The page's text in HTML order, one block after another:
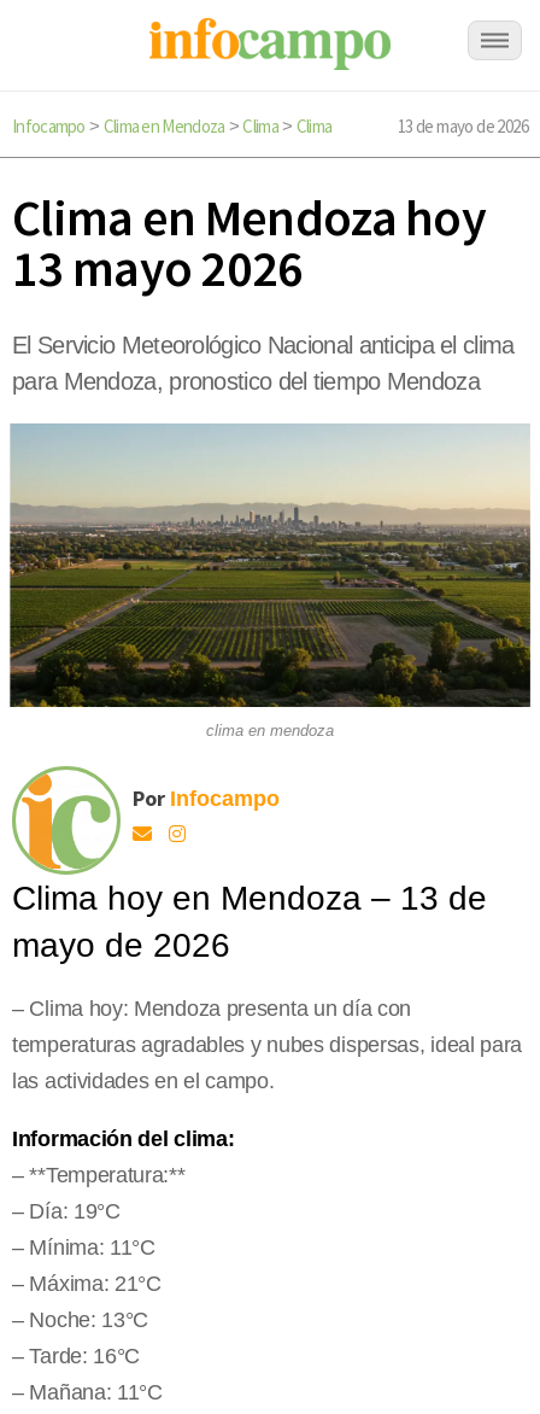
Infocampo > Clima en Mendoza >Clima> Clima 13 de mayo de 2026
Clima en Mendoza hoy
13 mayo 2026
El Servicio Meteorológico Nacional anticipa el clima
para Mendoza, pronostico del tiempo Mendoza
clima en mendoza
Por Infocampo
Clima hoy en Mendoza – 13 de
mayo de 2026
– Clima hoy: Mendoza presenta un día con
temperaturas agradables y nubes dispersas, ideal para
las actividades en el campo.
Información del clima:
– **Temperatura:**
– Día: 19°C
– Mínima: 11°C
– Máxima: 21°C
– Noche: 13°C
– Tarde: 16°C
– Mañana: 11°C